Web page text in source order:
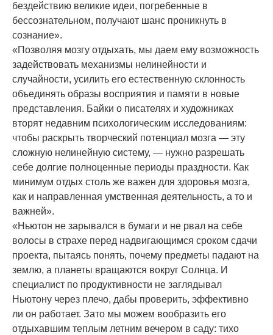
бездействию великие идеи, погребенные в
бессознательном, получают шанс проникнуть в
сознание».
«Позволяя мозгу отдыхать, мы даем ему возможность
задействовать механизмы нелинейности и
случайности, усилить его естественную склонность
объединять образы восприятия и памяти в новые
представления. Байки о писателях и художниках
вторят недавним психологическим исследованиям:
чтобы раскрыть творческий потенциал мозга — эту
сложную нелинейную систему, — нужно разрешать
себе долгие полноценные периоды праздности. Как
минимум отдых столь же важен для здоровья мозга,
как и направленная умственная деятельность, а то и
важней».
«Ньютон не зарывался в бумаги и не рвал на себе
волосы в страхе перед надвигающимся сроком сдачи
проекта, пытаясь понять, почему предметы падают на
землю, а планеты вращаются вокруг Солнца. И
специалист по продуктивности не заглядывал
Ньютону через плечо, дабы проверить, эффективно
ли он работает. Зато мы можем вообразить его
отдыхавшим теплым летним вечером в саду: тихо